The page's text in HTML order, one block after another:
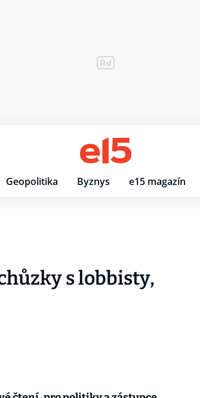
Geopolitika Byznys e15 magazín
s lobbisty,